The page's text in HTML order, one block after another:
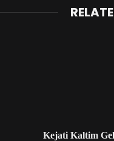
Kejati Kaltim